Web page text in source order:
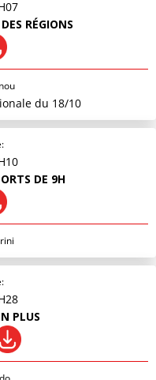
RÉGIONS
du 18/10
DE 9H
PLUS